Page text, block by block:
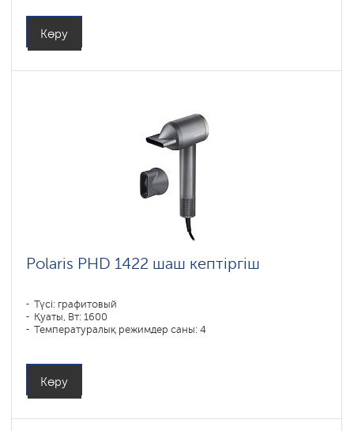
Көру
Polaris PHD 1422 шаш кептіргіш
Түсі: графитовый
Қуаты, Вт: 1600
Температуралық режимдер саны: 4
Көру